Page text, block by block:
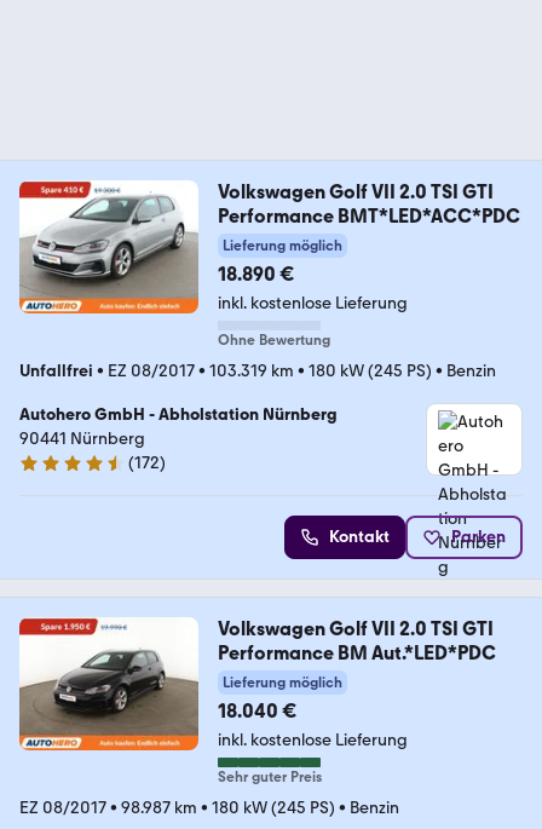
Volkswagen Golf VII 2.0 TSI GTI
Performance BMT*LED*ACC*PDC
Lieferung möglich
18.890 €
inkl. kostenlose Lieferung
Ohne Bewertung
Unfallfrei • EZ 08/2017• 103.319 km • 180 kW (245 PS) • Benzin
Autohero GmbH - Abholstation Nürnberg
90441 Nürnberg
4.5 Sterne
(172)
Kontakt Parken
Volkswagen Golf VII 2.0 TSI GTI
Performance BM Aut.*LED*PDC
Lieferung möglich
18.040 €
inkl. kostenlose Lieferung
Sehr guter Preis
EZ 08/2017• 98.987 km • 180 kW (245 PS) • Benzin